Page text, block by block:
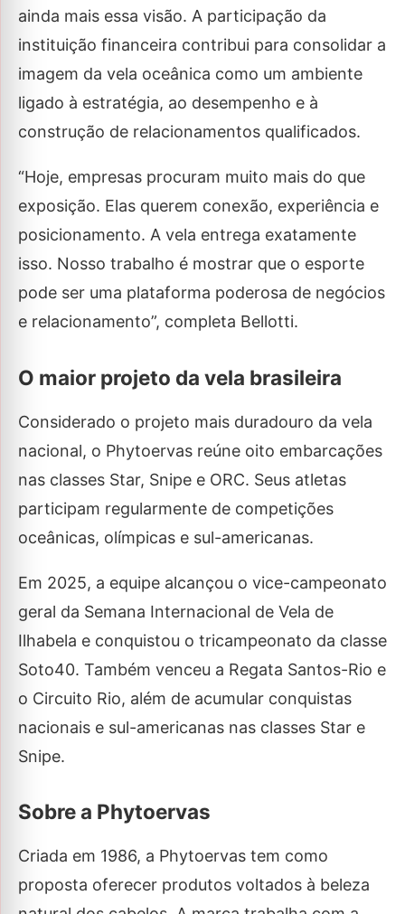
ainda mais essa visão. A participação da
instituição financeira contribui para consolidar a
imagem da vela oceânica como um ambiente
ligado à estratégia, ao desempenho e à
construção de relacionamentos qualificados.
“Hoje, empresas procuram muito mais do que
exposição. Elas querem conexão, experiência e
posicionamento. A vela entrega exatamente
isso. Nosso trabalho é mostrar que o esporte
pode ser uma plataforma poderosa de negócios
e relacionamento”, completa Bellotti.
O maior projeto da vela brasileira
Considerado o projeto mais duradouro da vela
nacional, o Phytoervas reúne oito embarcações
nas classes Star, Snipe e ORC. Seus atletas
participam regularmente de competições
oceânicas, olímpicas e sul-americanas.
Em 2025, a equipe alcançou o vice-campeonato
geral da Semana Internacional de Vela de
Ilhabela e conquistou o tricampeonato da classe
Soto40. Também venceu a Regata Santos-Rio e
o Circuito Rio, além de acumular conquistas
nacionais e sul-americanas nas classes Star e
Snipe.
Sobre a Phytoervas
Criada em 1986, a Phytoervas tem como
proposta oferecer produtos voltados à beleza